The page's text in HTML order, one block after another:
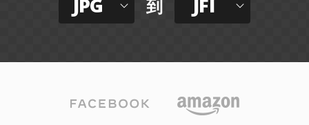
JPG 到 JFI